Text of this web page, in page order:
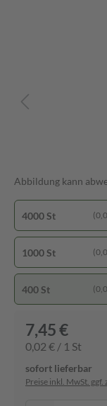
Abbildung kann
4000 St
1000 St
400 St
7,45 €
0,02 € / 1 St
sofort lieferbar
Preise inkl. MwSt.